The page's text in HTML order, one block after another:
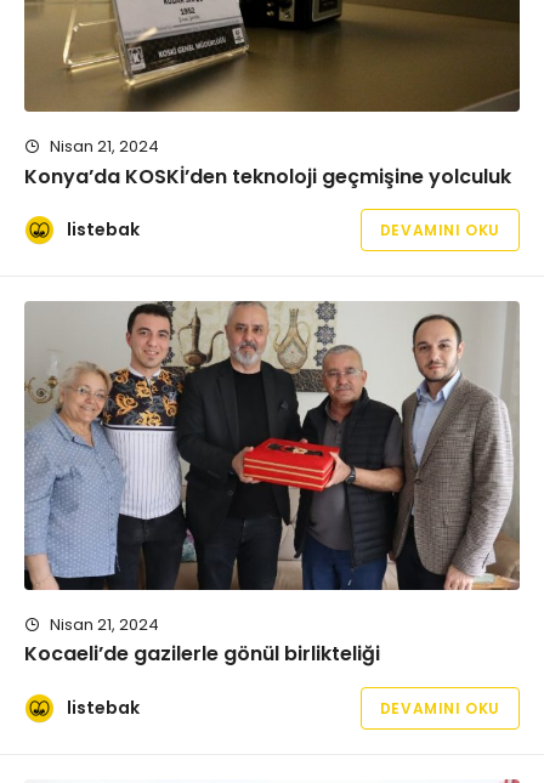
Nisan 21, 2024
Konya’da KOSKİ’den teknoloji geçmişine yolculuk
listebak DEVAMINI OKU
Nisan 21, 2024
Kocaeli’de gazilerle gönül birlikteliği
listebak DEVAMINI OKU